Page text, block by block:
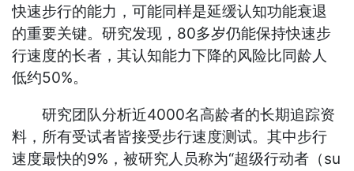
快速步行的能力，可能同样是延缓认知功能衰退
的重要关键。研究发现，80多岁仍能保持快速步
行速度的长者，其认知能力下降的风险比同龄人
低约50%。
研究团队分析近4000名高龄者的长期追踪资
料，所有受试者皆接受步行速度测试。其中步行
速度最快的9%，被研究人员称为“超级行动者（su